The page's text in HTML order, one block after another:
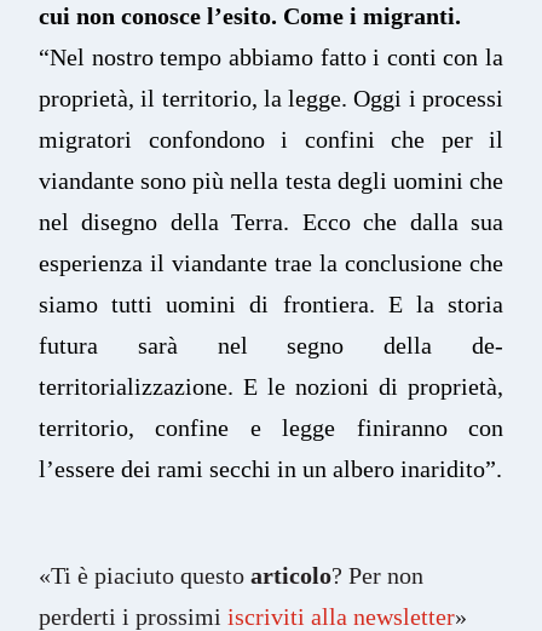
cui non conosce l’esito. Come i migranti.
“Nel nostro tempo abbiamo fatto i conti con la
proprietà, il territorio, la legge. Oggi i processi
migratori confondono i confini che per il
viandante sono più nella testa degli uomini che
nel disegno della Terra. Ecco che dalla sua
esperienza il viandante trae la conclusione che
siamo tutti uomini di frontiera. E la storia
futura sarà nel segno della de-
territorializzazione. E le nozioni di proprietà,
territorio, confine e legge finiranno con
l’essere dei rami secchi in un albero inaridito”.
«Ti è piaciuto questo articolo? Per non
perderti i prossimi iscriviti alla newsletter»